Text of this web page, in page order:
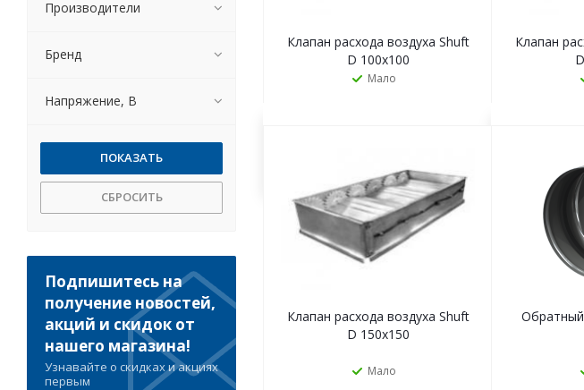
Клапан расхода воздуха Shuft
D 100х100
Мало
Клапан
Клапан расхода воздуха Shuft
D 150х150
Мало
Обратный
Производители
Бренд
Напряжение, В
СБРОСИТЬ
Подпишитесь на
получение новостей,
акций и скидок от
нашего магазина!
Узнавайте о скидках и акциях
первым